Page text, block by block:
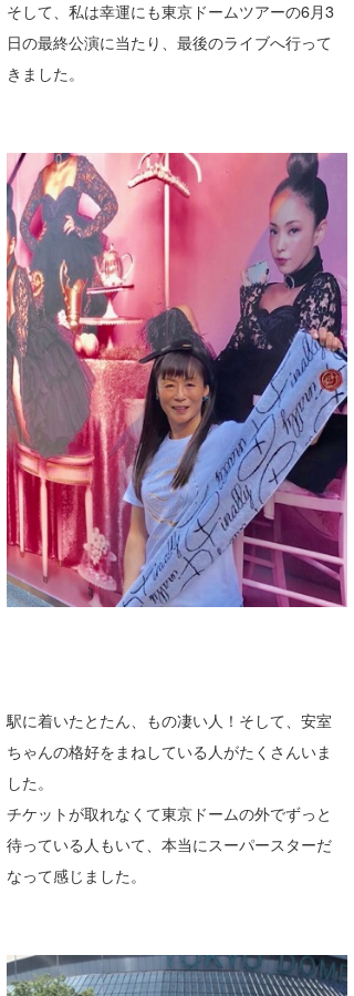
そして、私は幸運にも東京ドームツアーの6月3
日の最終公演に当たり、最後のライブへ行って
きました。
駅に着いたとたん、もの凄い人！そして、安室
ちゃんの格好をまねしている人がたくさんいま
した。
チケットが取れなくて東京ドームの外でずっと
待っている人もいて、本当にスーパースターだ
なって感じました。
DELTA FORCE SURF
CBA Films
進士剛光
田原啓江
大野”MAR”修聖
喜納海人
Aichan
chan-U
H
KID
KOBU
KY
MIN
OYZ
S.K
Soulman
VAGY
たっちー
まっきー
三輪予報士
上田純子